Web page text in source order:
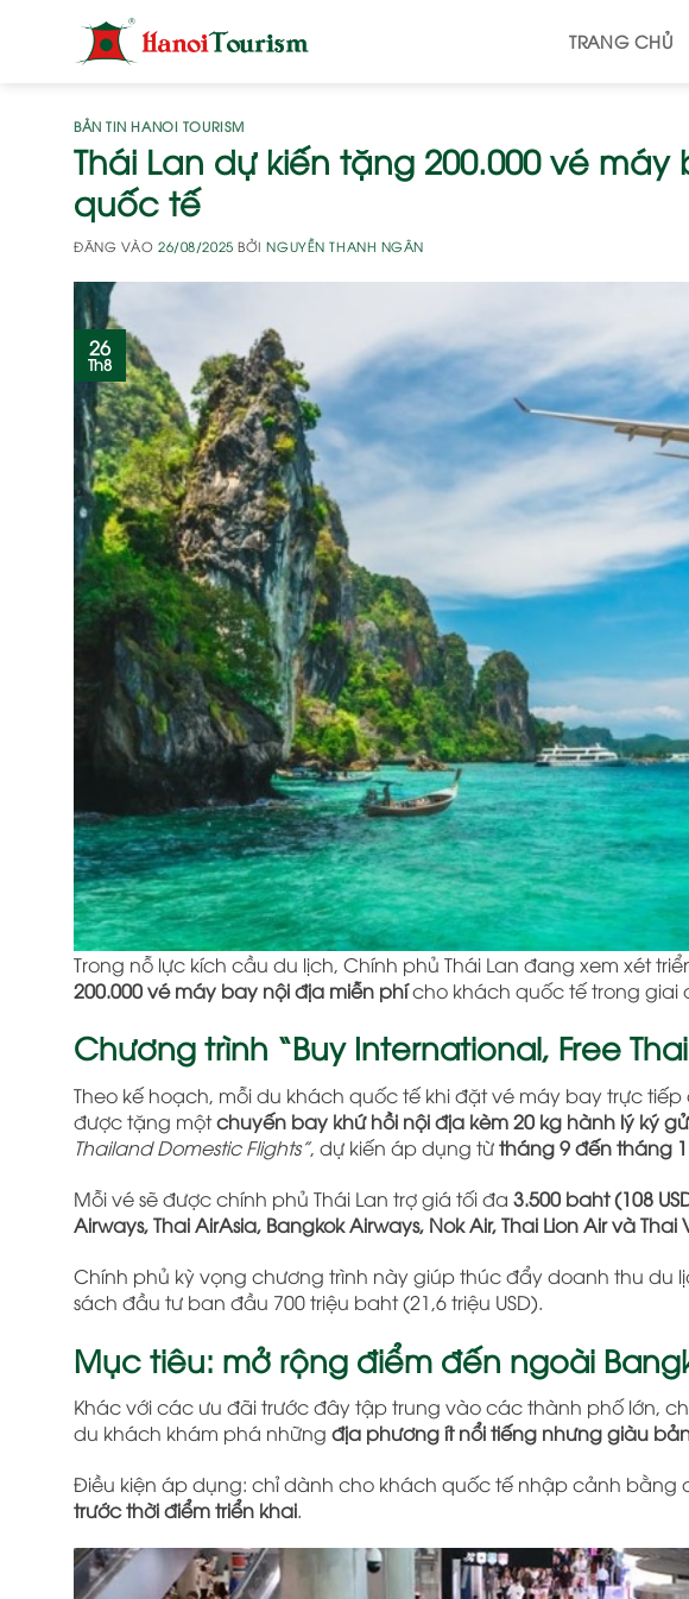
TRANG CHỦ
BẢN TIN HANOI TOURISM
Thái Lan dự kiến tặng 200.000 vé
quốc tế
ĐĂNG VÀO26/08/2025 BỞINGUYỄN THANH NGÂN
26
Th8
Trong nỗ lực kích cầu du lịch, Chính phủ Thái Lan đang xem xét
200.000 vé máy bay nội địa miễn phícho khách quốc tế trong giai
Chương trình “Buy International, Free
Theo kế hoạch, mỗi du khách quốc tế khi đặt vé máy bay trực
được tặng mộtchuyến bay khứ hồi nội địa kèm 20 kg hành lý ký
Thailand Domestic Flights”, dự kiến áp dụng từtháng 9 đến tháng
Mỗi vé sẽ được chính phủ Thái Lan trợ giá tối đa 3.500 baht (108
Airways, Thai AirAsia, Bangkok Airways, Nok Air, Thai Lion Air và Thai
Chính phủ kỳ vọng chương trình này giúp thúc đẩy doanh thu du
sách đầu tư ban đầu 700 triệu baht (21,6 triệu USD).
Mục tiêu: mở rộng điểm đến ngoài
Khác với các ưu đãi trước đây tập trung vào các thành phố lớn,
du khách khám phá những địa phương ít nổi tiếng nhưng giàu
Điều kiện áp dụng: chỉ dành cho khách quốc tế nhập cảnh bằng
trước thời điểm triển khai.